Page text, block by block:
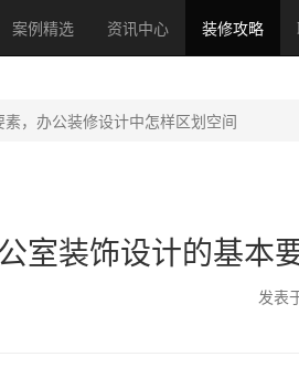
案例精选 资讯中心 装修攻略
，办公装修设计中怎样区划空间
室装饰设计的基本
发表